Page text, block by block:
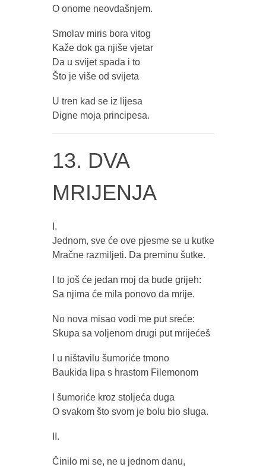
O onome neovdašnjem.
Smolav miris bora vitog
Kaže dok ga njiše vjetar
Da u svijet spada i to
Što je više od svijeta
U tren kad se iz lijesa
Digne moja principesa.
13. DVA
MRIJENJA
I.
Jednom, sve će ove pjesme se u kutke
Mračne razmiljeti. Da preminu šutke.
I to još će jedan moj da bude grijeh:
Sa njima će mila ponovo da mrije.
No nova misao vodi me put sreće:
Skupa sa voljenom drugi put mrijećeš
I u ništavilu šumoriće tmono
Baukida lipa s hrastom Filemonom
I šumoriće kroz stoljeća duga
O svakom što svom je bolu bio sluga.
II.
Činilo mi se, ne u jednom danu,